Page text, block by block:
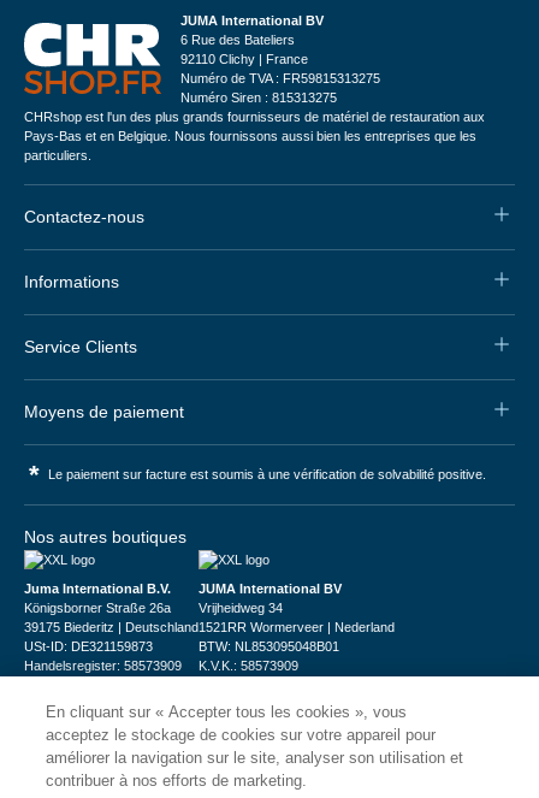
JUMA International BV
6 Rue des Bateliers
92110 Clichy | France
Numéro de TVA : FR59815313275
Numéro Siren : 815313275
CHRshop est l'un des plus grands fournisseurs de matériel de restauration aux
Pays-Bas et en Belgique. Nous fournissons aussi bien les entreprises que les
particuliers.
Contactez-nous
Informations
Service Clients
Moyens de paiement
* Le paiement sur facture est soumis à une vérification de solvabilité positive.
Nos autres boutiques
Juma International B.V.
Königsborner Straße 26a
39175 Biederitz | Deutschland
USt-ID: DE321159873
Handelsregister: 58573909
JUMA International BV
Vrijheidweg 34
1521RR Wormerveer | Nederland
BTW: NL853095048B01
K.V.K.: 58573909
En cliquant sur « Accepter tous les cookies », vous
acceptez le stockage de cookies sur votre appareil pour
améliorer la navigation sur le site, analyser son utilisation et
contribuer à nos efforts de marketing.